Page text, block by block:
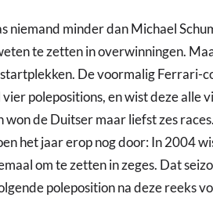
niemand minder dan Michael
te zetten in overwinningen.
De voormalig Ferrari-
polepositions, en wist deze alle
won de Duitser maar liefst zes
het jaar erop nog door: In 2004
om te zetten in zeges. Dat
poleposition na deze reeks